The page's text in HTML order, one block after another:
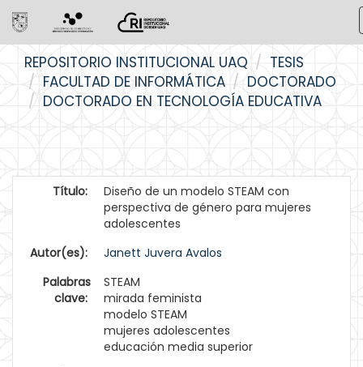
navigation
REPOSITORIO INSTITUCIONAL UAQ
TESIS
FACULTAD DE INFORMÁTICA
DOCTORADO
DOCTORADO EN TECNOLOGÍA EDUCATIVA
Título:
Diseño de un modelo STEAM con
perspectiva de género para mujeres
adolescentes
Autor(es):
Janett Juvera Avalos
Palabras
clave:
STEAM
mirada feminista
modelo STEAM
mujeres adolescentes
educación media superior